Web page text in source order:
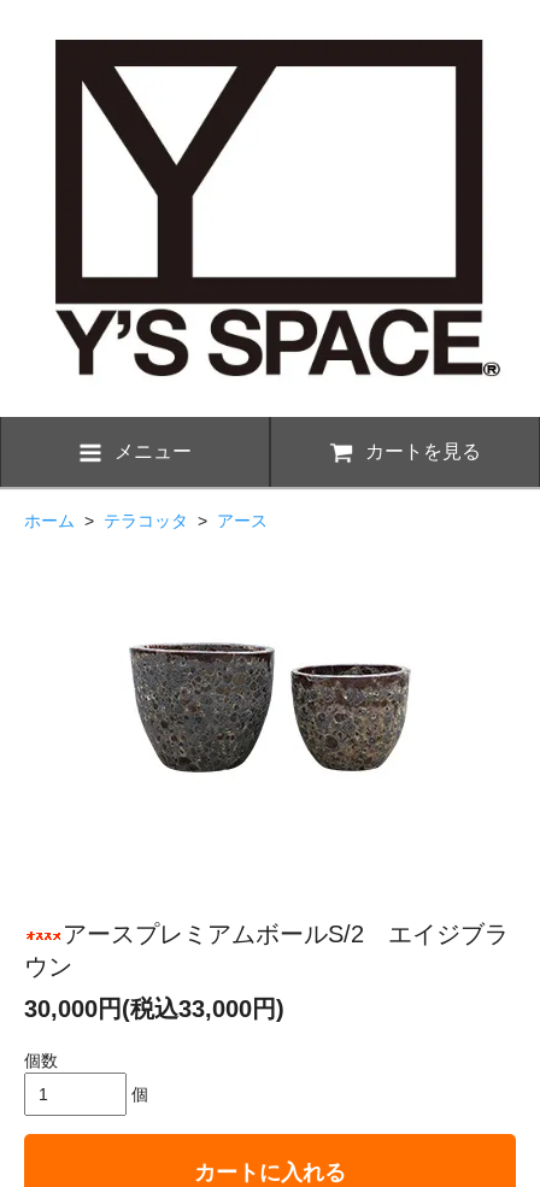
メニュー カートを見る
ホーム > テラコッタ > アース
アースプレミアムボールS/2 エイジブラ
ウン
30,000円(税込33,000円)
個数
個
カートに入れる